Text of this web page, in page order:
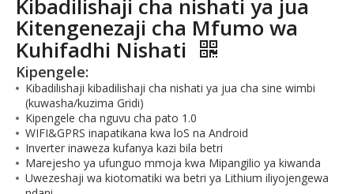
Kibadilishaji cha nishati ya jua
Kitengenezaji cha Mfumo wa
Kuhifadhi Nishati
Kipengele:
Kibadilishaji kibadilishaji cha nishati ya jua cha sine wimbi
(kuwasha/kuzima Gridi)
Kipengele cha nguvu cha pato 1.0
WIFI&GPRS inapatikana kwa loS na Android
Inverter inaweza kufanya kazi bila betri
Marejesho ya ufunguo mmoja kwa Mipangilio ya kiwanda
Uwezeshaji wa kiotomatiki wa betri ya Lithium iliyojengewa